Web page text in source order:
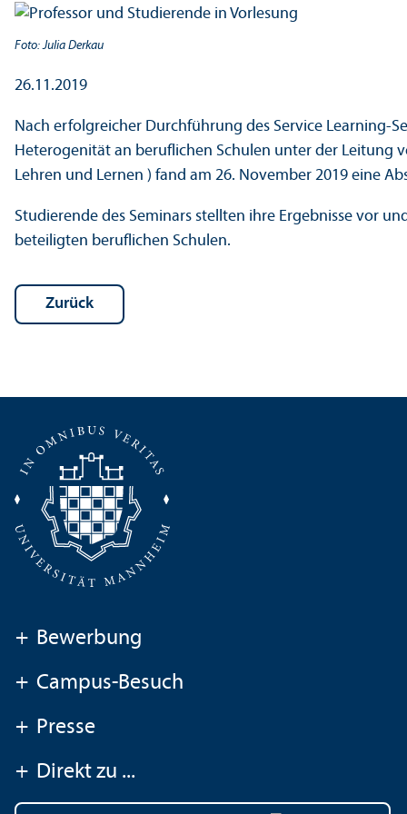
Foto: Julia Derkau
26.11.2019
Nach erfolgreicher Durchführung des Service Learning-
Heterogenität an beruflichen Schulen unter der Leitung
Lehren und Lernen ) fand am 26. November 2019 eine
Studierende des Seminars stellten ihre Ergebnisse vor
beteiligten beruflichen Schulen.
Zurück
+ Bewerbung
+ Campus-Besuch
+ Presse
+ Direkt zu ...